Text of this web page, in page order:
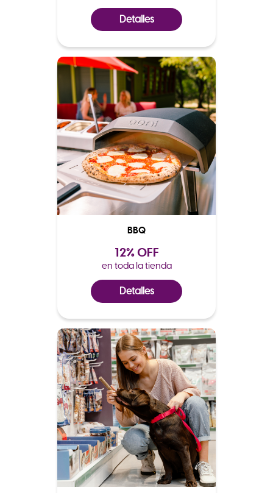
Detalles
BBQ
12% OFF
en toda la tienda
Detalles